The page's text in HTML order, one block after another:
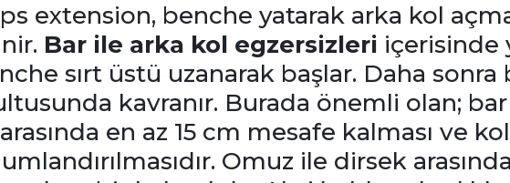
extension, benche yatarak arka kol
Bar ile arka kol egzersizleri içerisinde
sırt üstü uzanarak başlar. Daha sonra
kavranır. Burada önemli olan; bar
en az 15 cm mesafe kalması ve
Omuz ile dirsek